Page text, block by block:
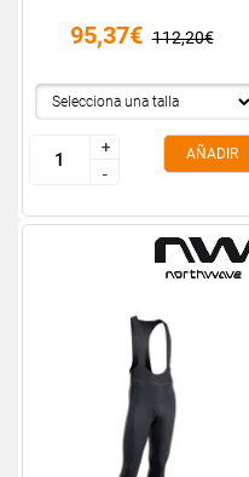
95,37€ 112,20€
+
-
+
-
AÑADIR